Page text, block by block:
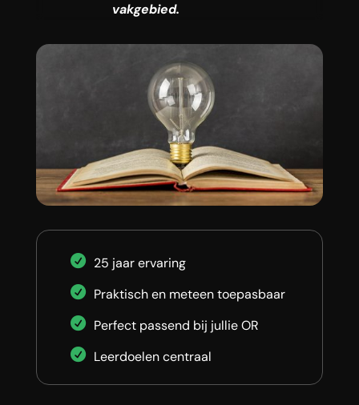
vakgebied.
25 jaar ervaring
Praktisch en meteen toepasbaar
Perfect passend bij jullie OR
Leerdoelen centraal